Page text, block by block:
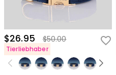
$26.95 $50.00
Tierliebhaber